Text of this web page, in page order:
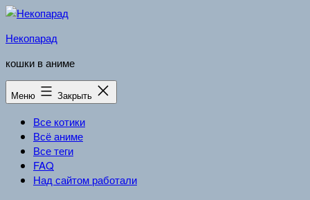
Перейти
содержимому
Некопарад
кошки в аниме
Меню Закрыть
Все котики
Всё аниме
Все теги
FAQ
Над сайтом работали